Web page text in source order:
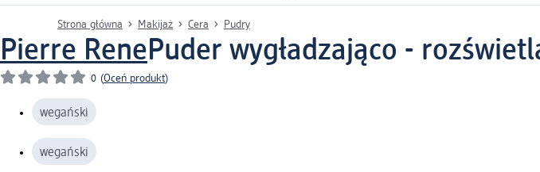
Strona główna Makijaż Cera Pudry
Pierre RenePuder wygładzająco -
0 (Oceń produkt)
wegański
wegański